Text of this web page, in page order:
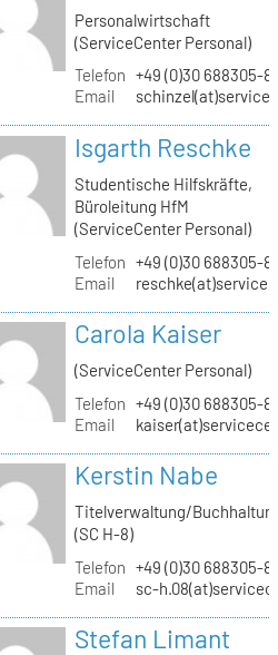
Personalwirtschaft
(ServiceCenter Personal)
Telefon +49 (0)30 688305-
Email
Isgarth Reschke
Studentische Hilfskräfte,
Büroleitung HfM
(ServiceCenter Personal)
Telefon +49 (0)30 688305-
Email
Carola Kaiser
(ServiceCenter Personal)
Telefon +49 (0)30 688305-
Email
Kerstin Nabe
Titelverwaltung/
(SC H-8)
Telefon +49 (0)30 688305-
Email
sc-
Stefan Limant